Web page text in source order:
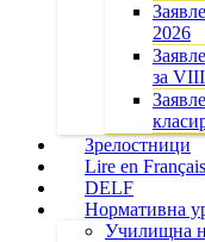
2026
за
Зрелостници
Lire en Français
DELF
Нормативна
Училищна